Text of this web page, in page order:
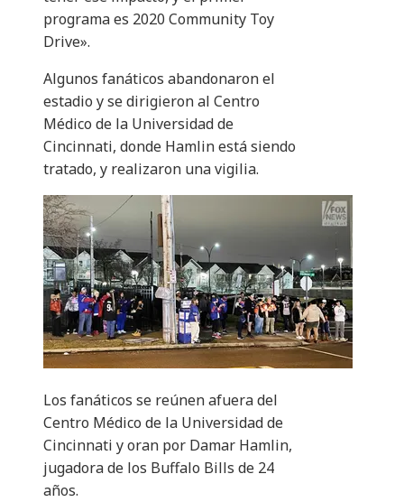
programa es 2020 Community Toy
Drive».
Algunos fanáticos abandonaron el
estadio y se dirigieron al Centro
Médico de la Universidad de
Cincinnati, donde Hamlin está siendo
tratado, y realizaron una vigilia.
Los fanáticos se reúnen afuera del
Centro Médico de la Universidad de
Cincinnati y oran por Damar Hamlin,
jugadora de los Buffalo Bills de 24
años.